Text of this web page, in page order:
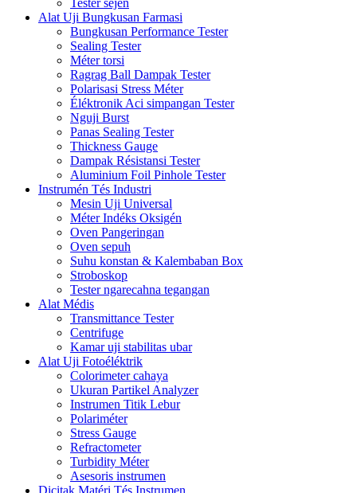
Alat Uji Bungkusan Farmasi
Bungkusan Performance Tester
Sealing Tester
Méter torsi
Ragrag Ball Dampak Tester
Polarisasi Stress Méter
Éléktronik Aci simpangan Tester
Nguji Burst
Panas Sealing Tester
Thickness Gauge
Dampak Résistansi Tester
Aluminium Foil Pinhole Tester
Instrumén Tés Industri
Mesin Uji Universal
Méter Indéks Oksigén
Oven Pangeringan
Oven sepuh
Suhu konstan & Kalembaban Box
Stroboskop
Tester ngarecahna tegangan
Alat Médis
Transmittance Tester
Centrifuge
Kamar uji stabilitas ubar
Alat Uji Fotoéléktrik
Colorimeter cahaya
Ukuran Partikel Analyzer
Instrumen Titik Lebur
Polariméter
Stress Gauge
Refractometer
Turbidity Méter
Asesoris instrumen
Dicitak Matéri Tés Instrumen